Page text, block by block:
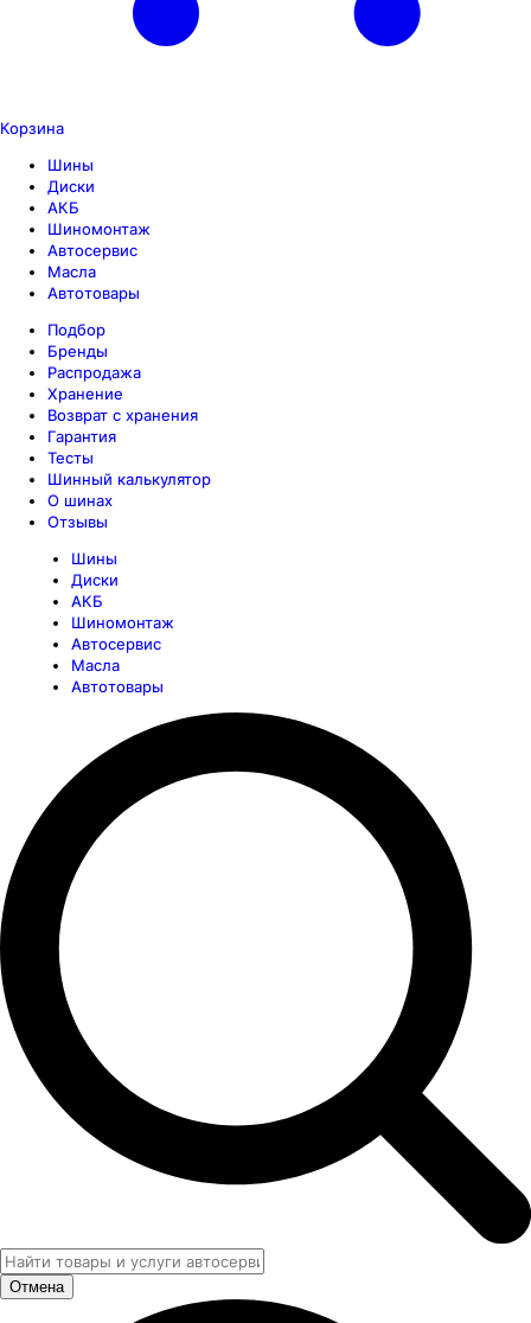
Корзина
Шины
Диски
АКБ
Шиномонтаж
Автосервис
Масла
Автотовары
Подбор
Бренды
Распродажа
Хранение
Возврат с хранения
Гарантия
Тесты
Шинный калькулятор
О шинах
Отзывы
Шины
Диски
АКБ
Шиномонтаж
Автосервис
Масла
Автотовары
Отмена